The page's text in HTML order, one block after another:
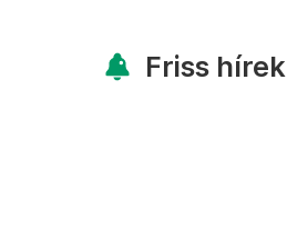
Friss hírek